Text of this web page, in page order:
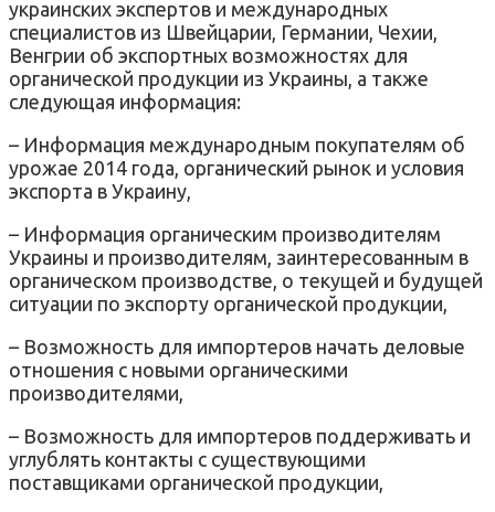
украинских экспертов и международных
специалистов из Швейцарии, Германии, Чехии,
Венгрии об экспортных возможностях для
органической продукции из Украины, а также
следующая информация:
– Информация международным покупателям об
урожае 2014 года, органический рынок и условия
экспорта в Украину,
– Информация органическим производителям
Украины и производителям, заинтересованным в
органическом производстве, о текущей и будущей
ситуации по экспорту органической продукции,
– Возможность для импортеров начать деловые
отношения с новыми органическими
производителями,
– Возможность для импортеров поддерживать и
углублять контакты с существующими
поставщиками органической продукции,